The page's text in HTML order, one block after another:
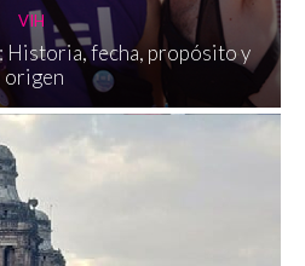
VIH
Historia, fecha, propósito y
origen